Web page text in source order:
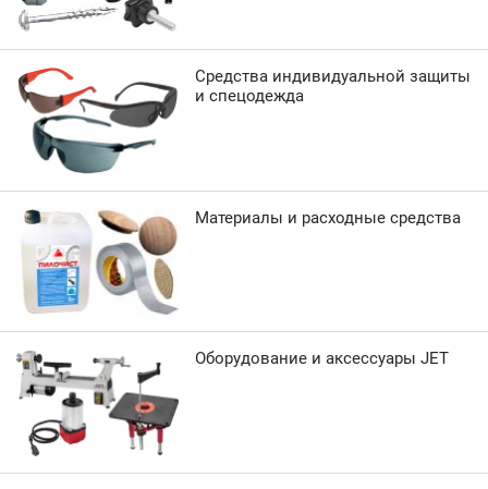
Средства индивидуальной защиты
и спецодежда
Материалы и расходные средства
Оборудование и аксессуары JET